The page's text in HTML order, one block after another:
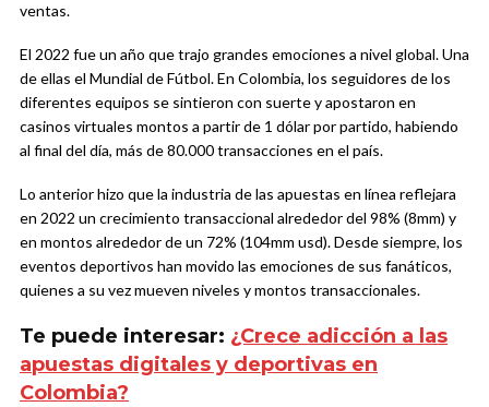
ventas.
El 2022 fue un año que trajo grandes emociones a nivel global. Una
de ellas el Mundial de Fútbol. En Colombia, los seguidores de los
diferentes equipos se sintieron con suerte y apostaron en
casinos virtuales montos a partir de 1 dólar por partido, habiendo
al final del día, más de 80.000 transacciones en el país.
Lo anterior hizo que la industria de las apuestas en línea reflejara
en 2022 un crecimiento transaccional alrededor del 98% (8mm) y
en montos alrededor de un 72% (104mm usd). Desde siempre, los
eventos deportivos han movido las emociones de sus fanáticos,
quienes a su vez mueven niveles y montos transaccionales.
Te puede interesar: ¿Crece adicción a las
apuestas digitales y deportivas en
Colombia?